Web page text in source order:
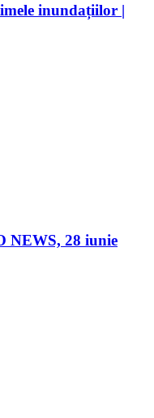
inundațiilor |
NEWS, 28 iunie